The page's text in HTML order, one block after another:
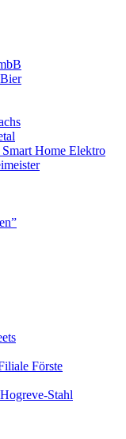
Home Elektro
Förste
Stahl